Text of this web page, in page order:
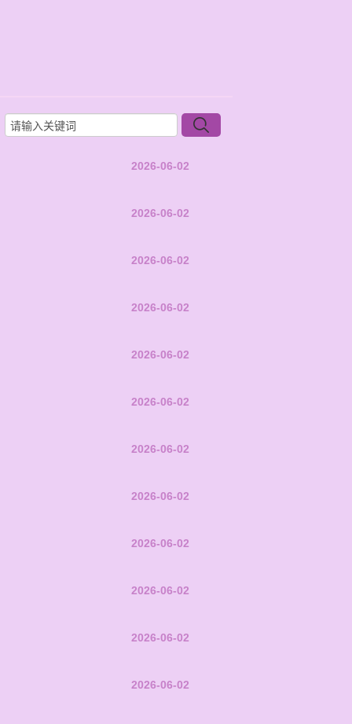
2026-06-02
2026-06-02
2026-06-02
2026-06-02
2026-06-02
2026-06-02
2026-06-02
2026-06-02
2026-06-02
2026-06-02
2026-06-02
2026-06-02